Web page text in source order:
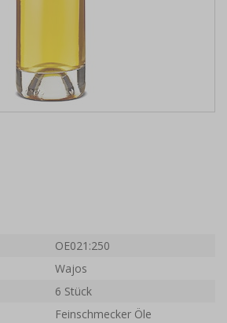
OE021:250
Wajos
6 Stück
Feinschmecker Öle